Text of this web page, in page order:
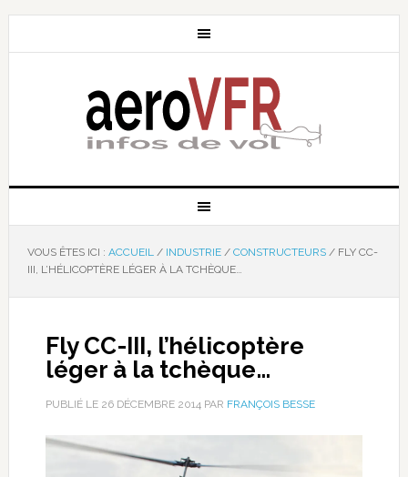
VOUS ÊTES ICI : ACCUEIL / INDUSTRIE / CONSTRUCTEURS /FLY CC-
III, L’HÉLICOPTÈRE LÉGER À LA TCHÈQUE…
Fly CC-III, l’hélicoptère
léger à la tchèque…
PUBLIÉ LE 26 DÉCEMBRE 2014PAR FRANÇOIS BESSE